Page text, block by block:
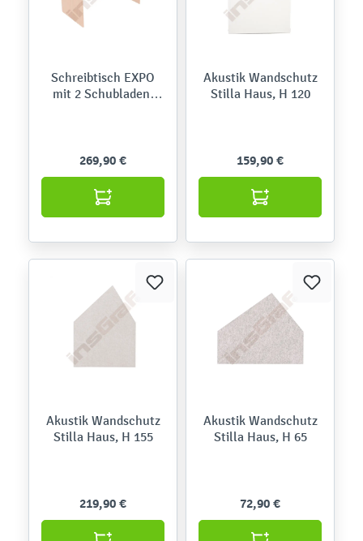
Schreibtisch EXPO
mit 2 Schubladen,
269,90 €
Akustik Wandschutz
Stilla Haus, H 120
159,90 €
Akustik Wandschutz
Stilla Haus, H 155
219,90 €
Akustik Wandschutz
Stilla Haus, H 65
72,90 €